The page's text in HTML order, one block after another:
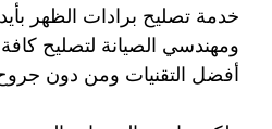
خدمة تصليح برادات الظهر
ومهندسي الصيانة لتصليح
أفضل التقنيات ومن دون